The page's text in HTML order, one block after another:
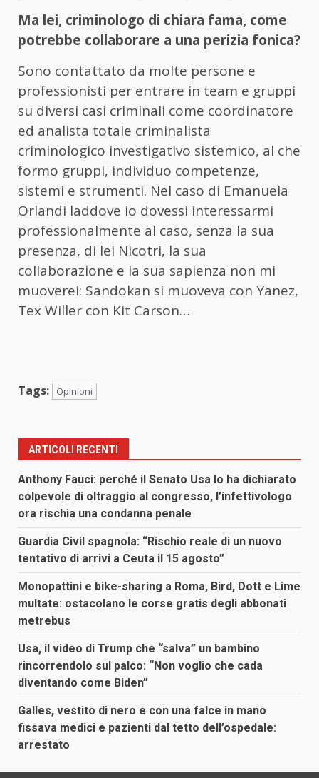
Ma lei, criminologo di chiara fama, come
potrebbe collaborare a una perizia fonica?
Sono contattato da molte persone e
professionisti per entrare in team e gruppi
su diversi casi criminali come coordinatore
ed analista totale criminalista
criminologico investigativo sistemico, al che
formo gruppi, individuo competenze,
sistemi e strumenti. Nel caso di Emanuela
Orlandi laddove io dovessi interessarmi
professionalmente al caso, senza la sua
presenza, di lei Nicotri, la sua
collaborazione e la sua sapienza non mi
muoverei: Sandokan si muoveva con Yanez,
Tex Willer con Kit Carson…
Tags: Opinioni
ARTICOLI RECENTI
Anthony Fauci: perché il Senato Usa lo ha dichiarato
colpevole di oltraggio al congresso, l’infettivologo
ora rischia una condanna penale
Guardia Civil spagnola: “Rischio reale di un nuovo
tentativo di arrivi a Ceuta il 15 agosto”
Monopattini e bike-sharing a Roma, Bird, Dott e Lime
multate: ostacolano le corse gratis degli abbonati
metrebus
Usa, il video di Trump che “salva” un bambino
rincorrendolo sul palco: “Non voglio che cada
diventando come Biden”
Galles, vestito di nero e con una falce in mano
fissava medici e pazienti dal tetto dell’ospedale:
arrestato